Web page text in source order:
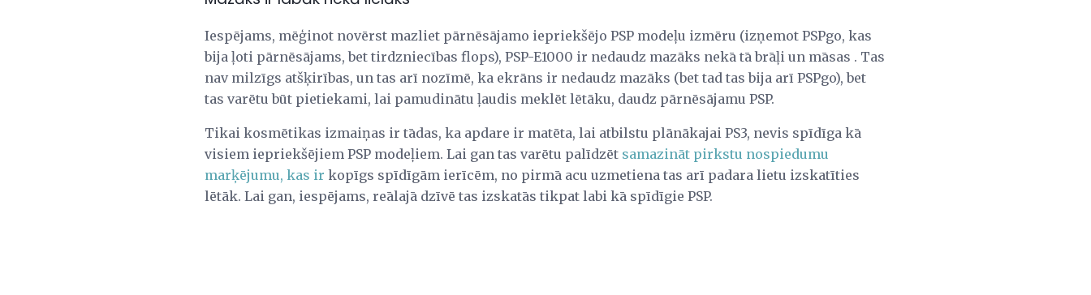
Iespējams, mēģinot novērst mazliet pārnēsājamo iepriekšējo PSP modeļu izmēru (izņemot PSPgo, kas
bija ļoti pārnēsājams, bet tirdzniecības flops), PSP-E1000 ir nedaudz mazāks nekā tā brāļi un māsas . Tas
nav milzīgs atšķirības, un tas arī nozīmē, ka ekrāns ir nedaudz mazāks (bet tad tas bija arī PSPgo), bet
tas varētu būt pietiekami, lai pamudinātu ļaudis meklēt lētāku, daudz pārnēsājamu PSP.
Tikai kosmētikas izmaiņas ir tādas, ka apdare ir matēta, lai atbilstu plānākajai PS3, nevis spīdīga kā
visiem iepriekšējiem PSP modeļiem. Lai gan tas varētu palīdzēt samazināt pirkstu nospiedumu
marķējumu, kas ir kopīgs spīdīgām ierīcēm, no pirmā acu uzmetiena tas arī padara lietu izskatīties
lētāk. Lai gan, iespējams, reālajā dzīvē tas izskatās tikpat labi kā spīdīgie PSP.